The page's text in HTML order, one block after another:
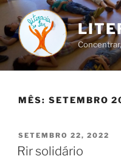
Saltar
para
o
conteúdo
MÊS: SETEMBRO
PUBLICADO
EM
SETEMBRO 22, 2022
Rir solidário